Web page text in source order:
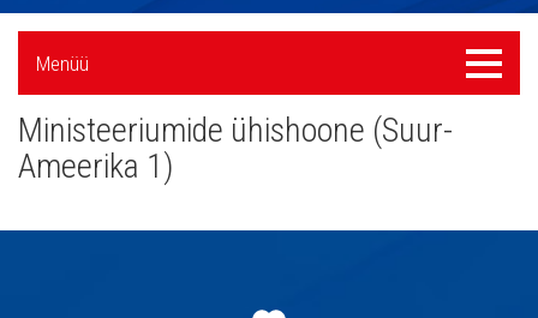
Külgpaani
navigatsioon
Menüü
Menüü
Ministeeriumide ühishoone (Suur-
Ameerika 1)